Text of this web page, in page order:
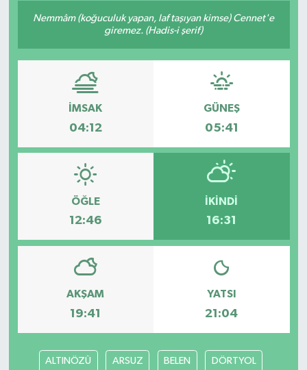
Nemmâm (koğuculuk yapan, laf taşıyan kimse) Cennet'e
giremez. (Hadis-i şerif)
İMSAK
04:12
GÜNEŞ
05:41
ÖĞLE
12:46
İKINDI
16:31
AKŞAM
19:41
YATSI
21:04
ALTINÖZÜ ARSUZ BELEN DÖRTYOL
Siyaset
Spor
Vefat Edenler
Video Galeri